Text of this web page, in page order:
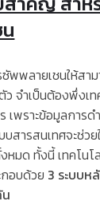
ลายเชนให้สามา
จำเป็นต้องพึ่งเ
เพราะข้อมูลการด
บสารสนเทศจะช่ว
หมด ทั้งนี้ เทคโนโ
อบด้วย 3 ระบบห